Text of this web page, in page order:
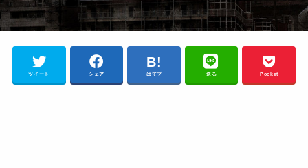
ツイート シェア はてブ 送る Pocket